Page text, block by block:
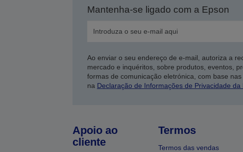
Mantenha-se ligado com a Epson
Ao enviar o seu endereço de e-mail, autoriza a
mercado e inquéritos, sobre produtos, eventos,
formas de comunicação eletrónica, com base
na Declaração de Informações de Privacidade da
Apoio ao
cliente
Termos
Termos das vendas